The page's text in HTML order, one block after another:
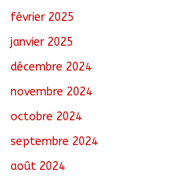
février 2025
janvier 2025
décembre 2024
novembre 2024
octobre 2024
septembre 2024
août 2024